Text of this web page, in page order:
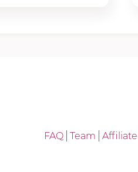
FAQ Team